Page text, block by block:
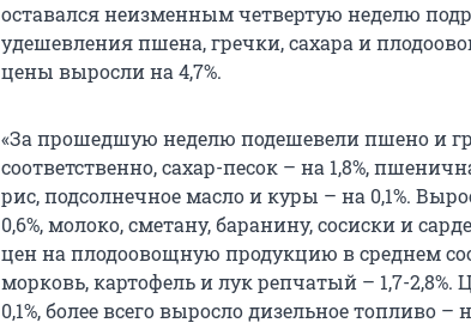
оставался неизменным четвертую неделю
удешевления пшена, гречки, сахара и
цены выросли на 4,7%.
«За прошедшую неделю подешевели пшено и
соответственно, сахар-песок – на 1,8%,
рис, подсолнечное масло и куры – на 0,1%.
0,6%, молоко, сметану, баранину, сосиски и
цен на плодоовощную продукцию в среднем
морковь, картофель и лук репчатый – 1,7-
0,1%, более всего выросло дизельное топливо –